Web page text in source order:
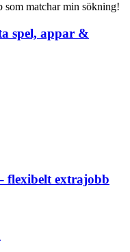
som matchar min sökning!
spel, appar &
flexibelt extrajobb